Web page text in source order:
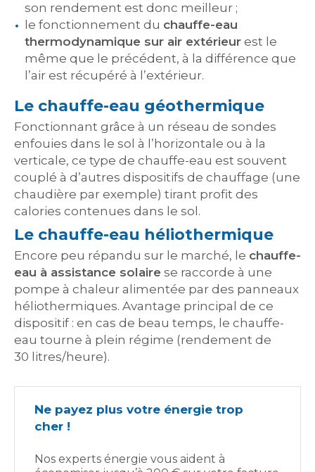
son rendement est donc meilleur ;
le fonctionnement du chauffe-eau
thermodynamique sur air extérieur est le
même que le précédent, à la différence que
l’air est récupéré à l’extérieur.
Le chauffe-eau géothermique
Fonctionnant grâce à un réseau de sondes
enfouies dans le sol à l’horizontale ou à la
verticale, ce type de chauffe-eau est souvent
couplé à d’autres dispositifs de chauffage (une
chaudière par exemple) tirant profit des
calories contenues dans le sol.
Le chauffe-eau héliothermique
Encore peu répandu sur le marché, le chauffe-
eau à assistance solaire se raccorde à une
pompe à chaleur alimentée par des panneaux
héliothermiques. Avantage principal de ce
dispositif : en cas de beau temps, le chauffe-
eau tourne à plein régime (rendement de
30 litres/heure).
Ne payez plus votre énergie trop
cher !
Nos experts énergie vous aident à